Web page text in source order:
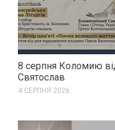
8 серпня Коломию
Святослав
4 СЕРПНЯ 2026